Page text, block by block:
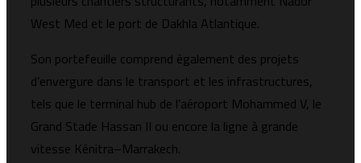
West Med et le port de Dakhla Atlantique.
Son portefeuille comprend également des projets
d’envergure dans le transport et les infrastructures,
tels que le terminal hub de l’aéroport Mohammed V, le
Grand Stade Hassan II ou encore la ligne à grande
vitesse Kénitra–Marrakech.